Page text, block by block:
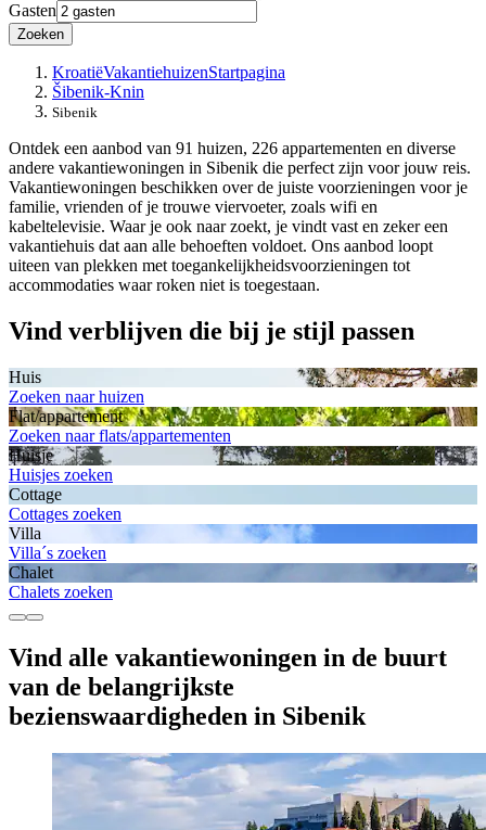
Gasten
Zoeken
KroatiëVakantiehuizenStartpagina
Šibenik-Knin
Sibenik
Ontdek een aanbod van 91 huizen, 226 appartementen en diverse
andere vakantiewoningen in Sibenik die perfect zijn voor jouw reis.
Vakantiewoningen beschikken over de juiste voorzieningen voor je
familie, vrienden of je trouwe viervoeter, zoals wifi en
kabeltelevisie. Waar je ook naar zoekt, je vindt vast en zeker een
vakantiehuis dat aan alle behoeften voldoet. Ons aanbod loopt
uiteen van plekken met toegankelijkheidsvoorzieningen tot
accommodaties waar roken niet is toegestaan.
Vind verblijven die bij je stijl passen
Huis
Zoeken naar huizen
Flat/appartement
Zoeken naar flats/appartementen
Huisje
Huisjes zoeken
Cottage
Cottages zoeken
Villa
Villa´s zoeken
Chalet
Chalets zoeken
Vind alle vakantiewoningen in de buurt
van de belangrijkste
bezienswaardigheden in Sibenik